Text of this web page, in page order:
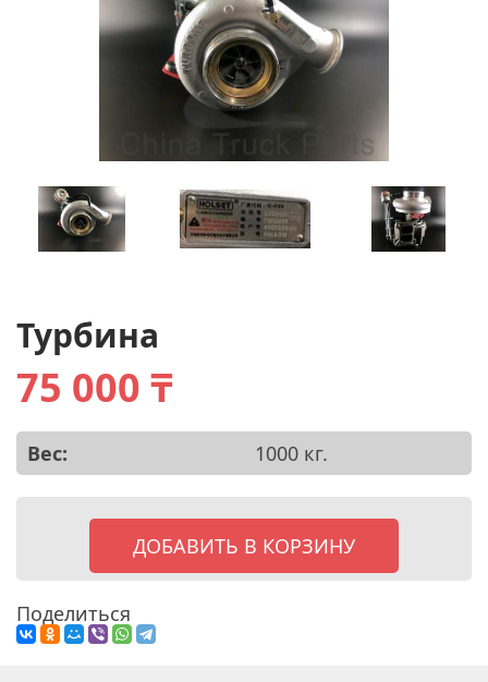
Турбина
75 000 ₸
Вес: 1000 кг.
ДОБАВИТЬ В КОРЗИНУ
Поделиться